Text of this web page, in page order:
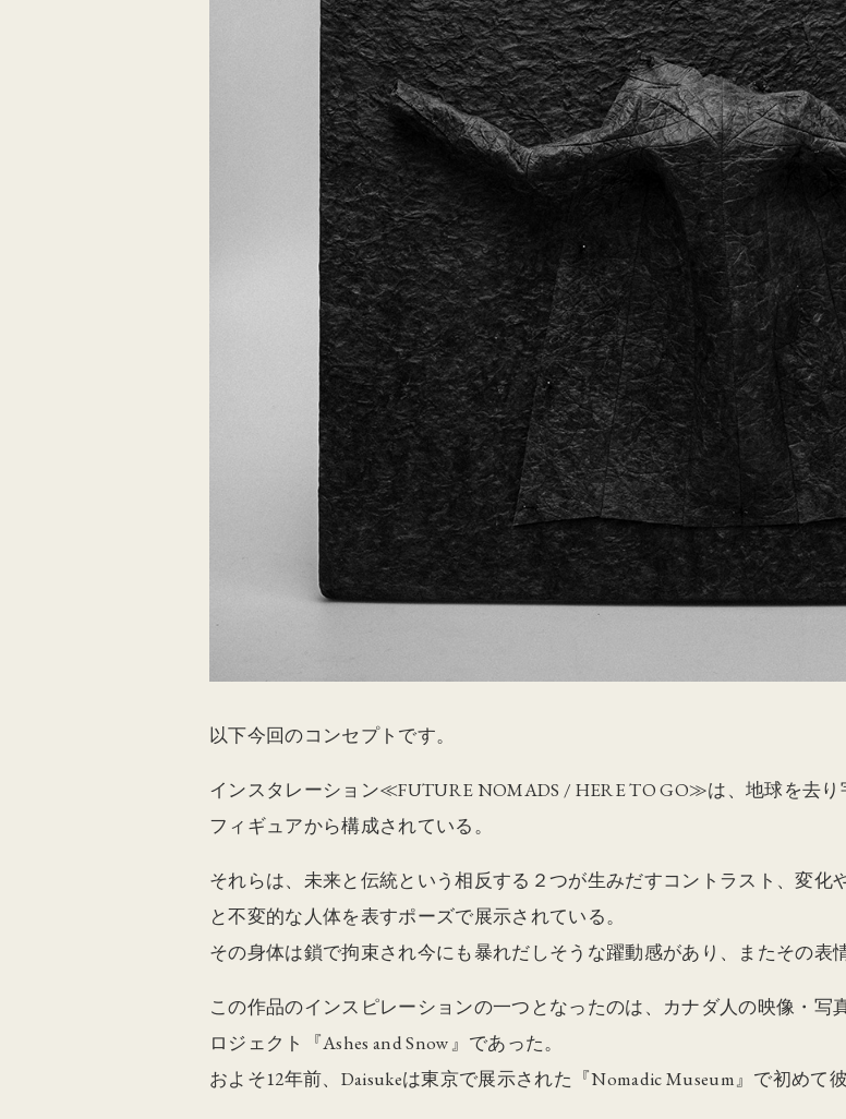
以下今回のコンセプトです。
インスタレーション≪FUTURE NOMADS / HERE TO GO≫は、地球を去
フィギュアから構成されている。
それらは、未来と伝統という相反する２つが生みだすコントラスト、変
と不変的な人体を表すポーズで展示されている。
その身体は鎖で拘束され今にも暴れだしそうな躍動感があり、またその表
この作品のインスピレーションの一つとなったのは、カナダ人の映像・写
ロジェクト『Ashes and Snow』であった。
およそ12年前、Daisukeは東京で展示された『Nomadic Museum』で初めて